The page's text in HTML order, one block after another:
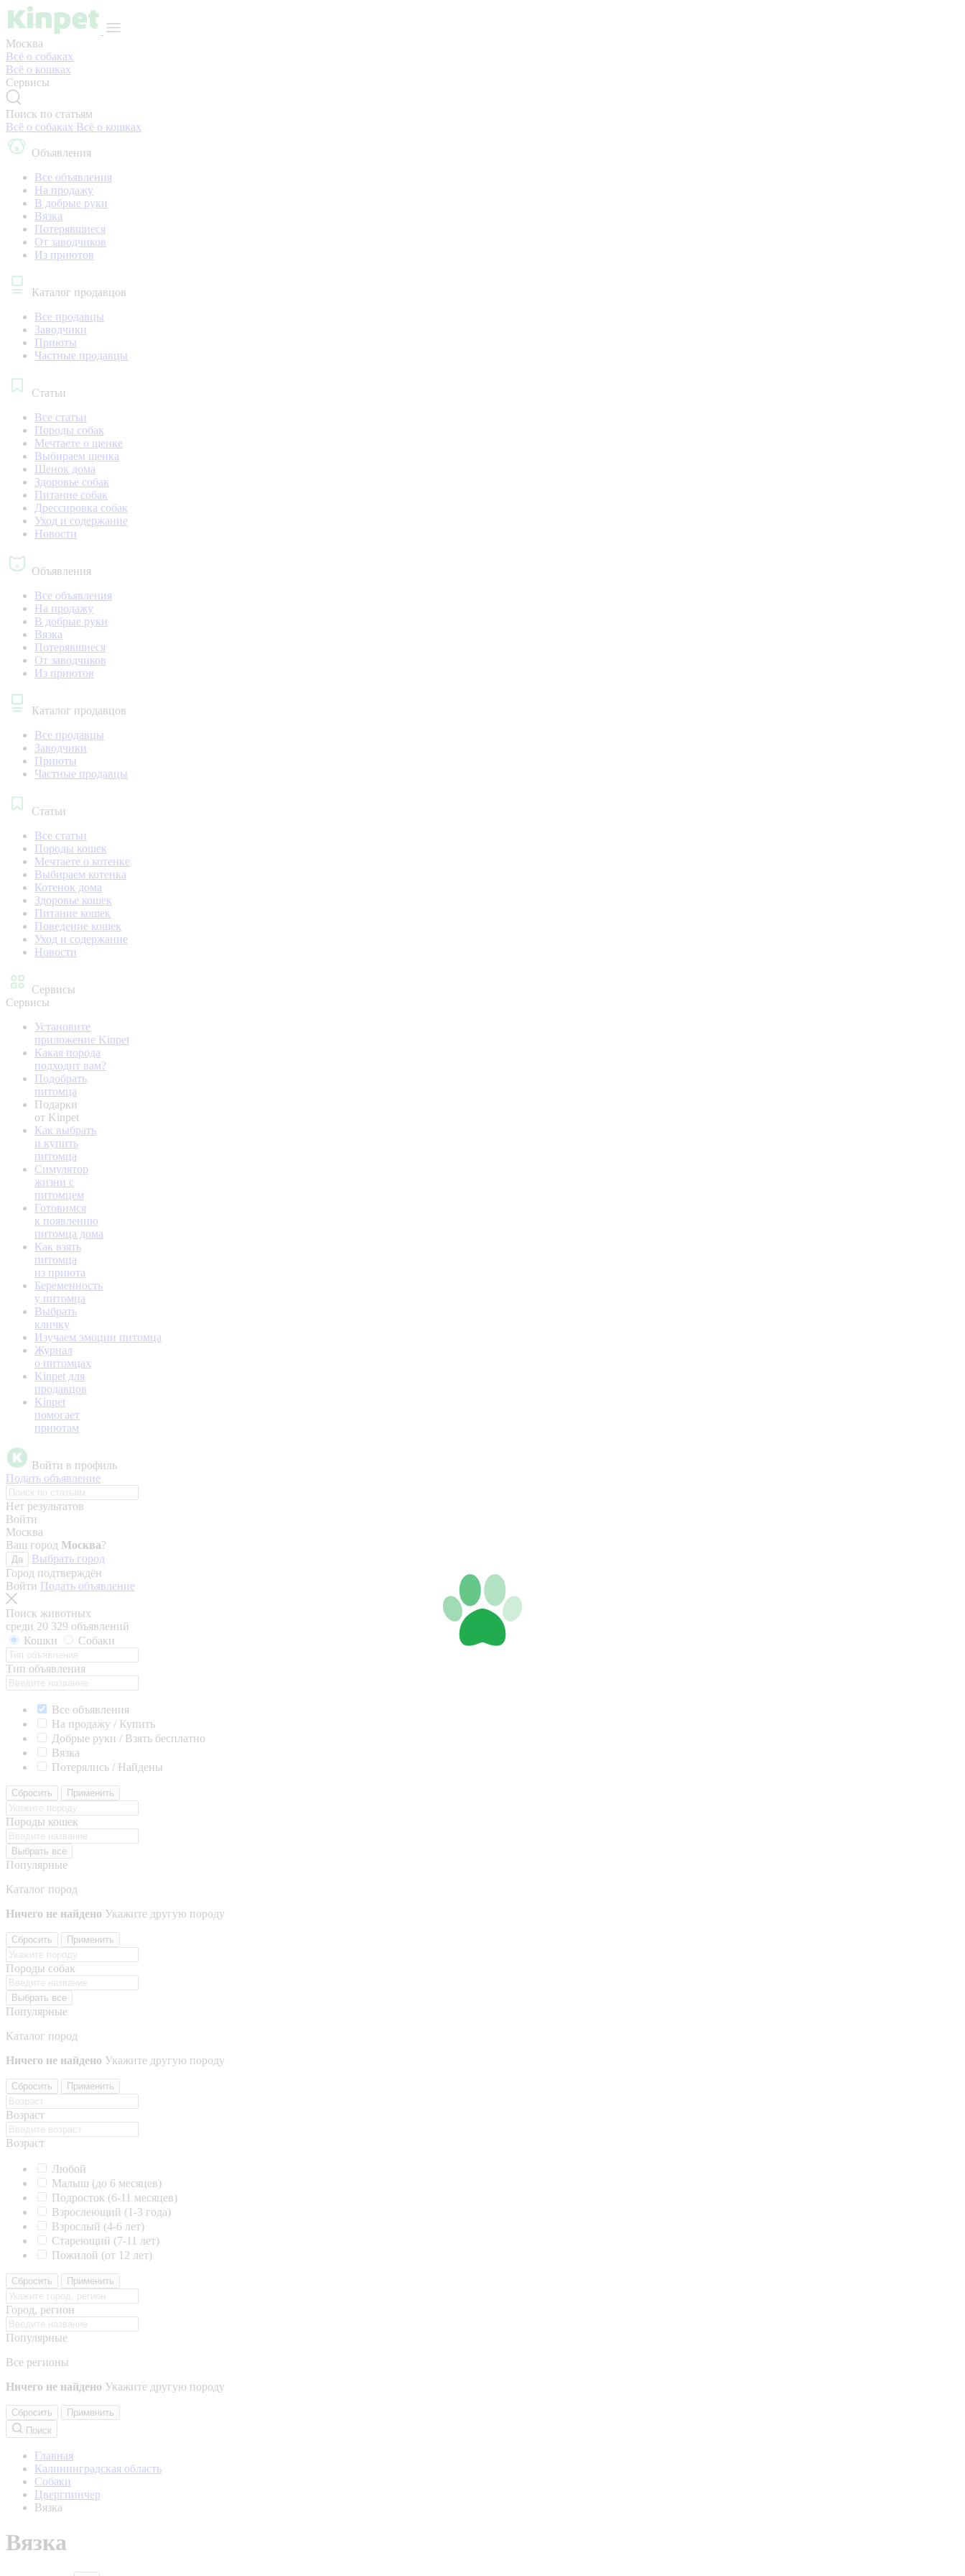
Москва
Всё о собаках
Всё о кошках
Сервисы
Поиск по статьям
Всё о собаках Всё о кошках
Объявления
Все объявления
На продажу
В добрые руки
Вязка
Потерявшиеся
От заводчиков
Из приютов
Каталог продавцов
Все продавцы
Заводчики
Приюты
Частные продавцы
Статьи
Все статьи
Породы собак
Мечтаете о щенке
Выбираем щенка
Щенок дома
Здоровье собак
Питание собак
Дрессировка собак
Уход и содержание
Новости
Объявления
Все объявления
На продажу
В добрые руки
Вязка
Потерявшиеся
От заводчиков
Из приютов
Каталог продавцов
Все продавцы
Заводчики
Приюты
Частные продавцы
Статьи
Все статьи
Породы кошек
Мечтаете о котенке
Выбираем котенка
Котенок дома
Здоровье кошек
Питание кошек
Поведение кошек
Уход и содержание
Новости
Сервисы
Сервисы
Установите
приложение Kinpet
Какая порода
подходит вам?
Подобрать
питомца
Подарки
от Kinpet
Как выбрать
и купить
питомца
Симулятор
жизни с
питомцем
Готовимся
к появлению
питомца дома
Как взять
питомца
из приюта
Беременность
у питомца
Выбрать
кличку
Изучаем эмоции питомца
Журнал
о питомцах
Kinpet для
продавцов
Kinpet
помогает
приютам
Войти в профиль
Подать объявление
Нет результатов
Войти
Москва
Ваш город Москва?
Да
Выбрать город
Город подтверждён
Войти Подать объявление
Поиск животных
среди 20 329 объявлений
Кошки
Собаки
Тип объявления
Все объявления
На продажу / Купить
Добрые руки / Взять бесплатно
Вязка
Потерялись / Найдены
Сбросить Применить
Породы кошек
Выбрать все
Популярные
Каталог пород
Ничего не найдено Укажите другую породу
Сбросить Применить
Породы собак
Выбрать все
Популярные
Каталог пород
Ничего не найдено Укажите другую породу
Сбросить Применить
Возраст
Возраст
Любой
Малыш (до 6 месяцев)
Подросток (6-11 месяцев)
Взрослеющий (1-3 года)
Взрослый (4-6 лет)
Стареющий (7-11 лет)
Пожилой (от 12 лет)
Сбросить Применить
Город, регион
Популярные
Все регионы
Ничего не найдено Укажите другую породу
Сбросить
Применить
Поиск
Главная
Калининградская область
Собаки
Цвергпинчер
Вязка
Вязка